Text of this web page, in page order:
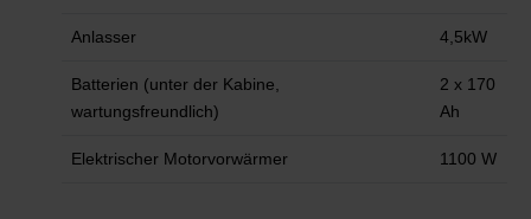
Anlasser 4,5kW
Batterien (unter der Kabine,
wartungsfreundlich)
2 x 170
Ah
Elektrischer Motorvorwärmer 1100 W